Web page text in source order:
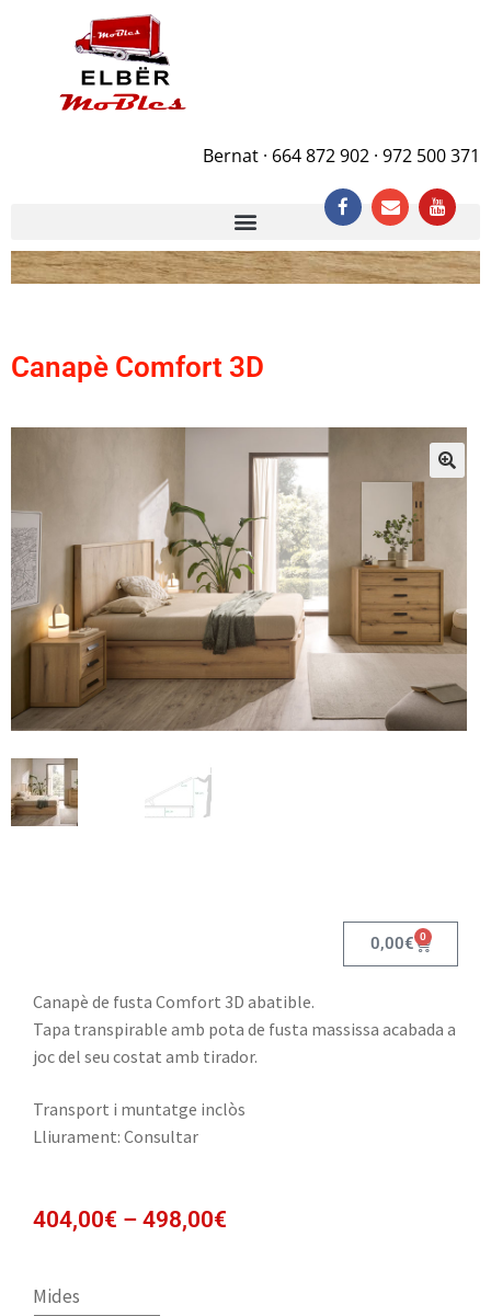
Bernat · 664 872 902 · 972 500 371
Canapè Comfort 3D
0,00€ 0
Canapè de fusta Comfort 3D abatible.
Tapa transpirable amb pota de fusta massissa acabada a
joc del seu costat amb tirador.
Transport i muntatge inclòs
Lliurament: Consultar
404,00€ – 498,00€
Mides